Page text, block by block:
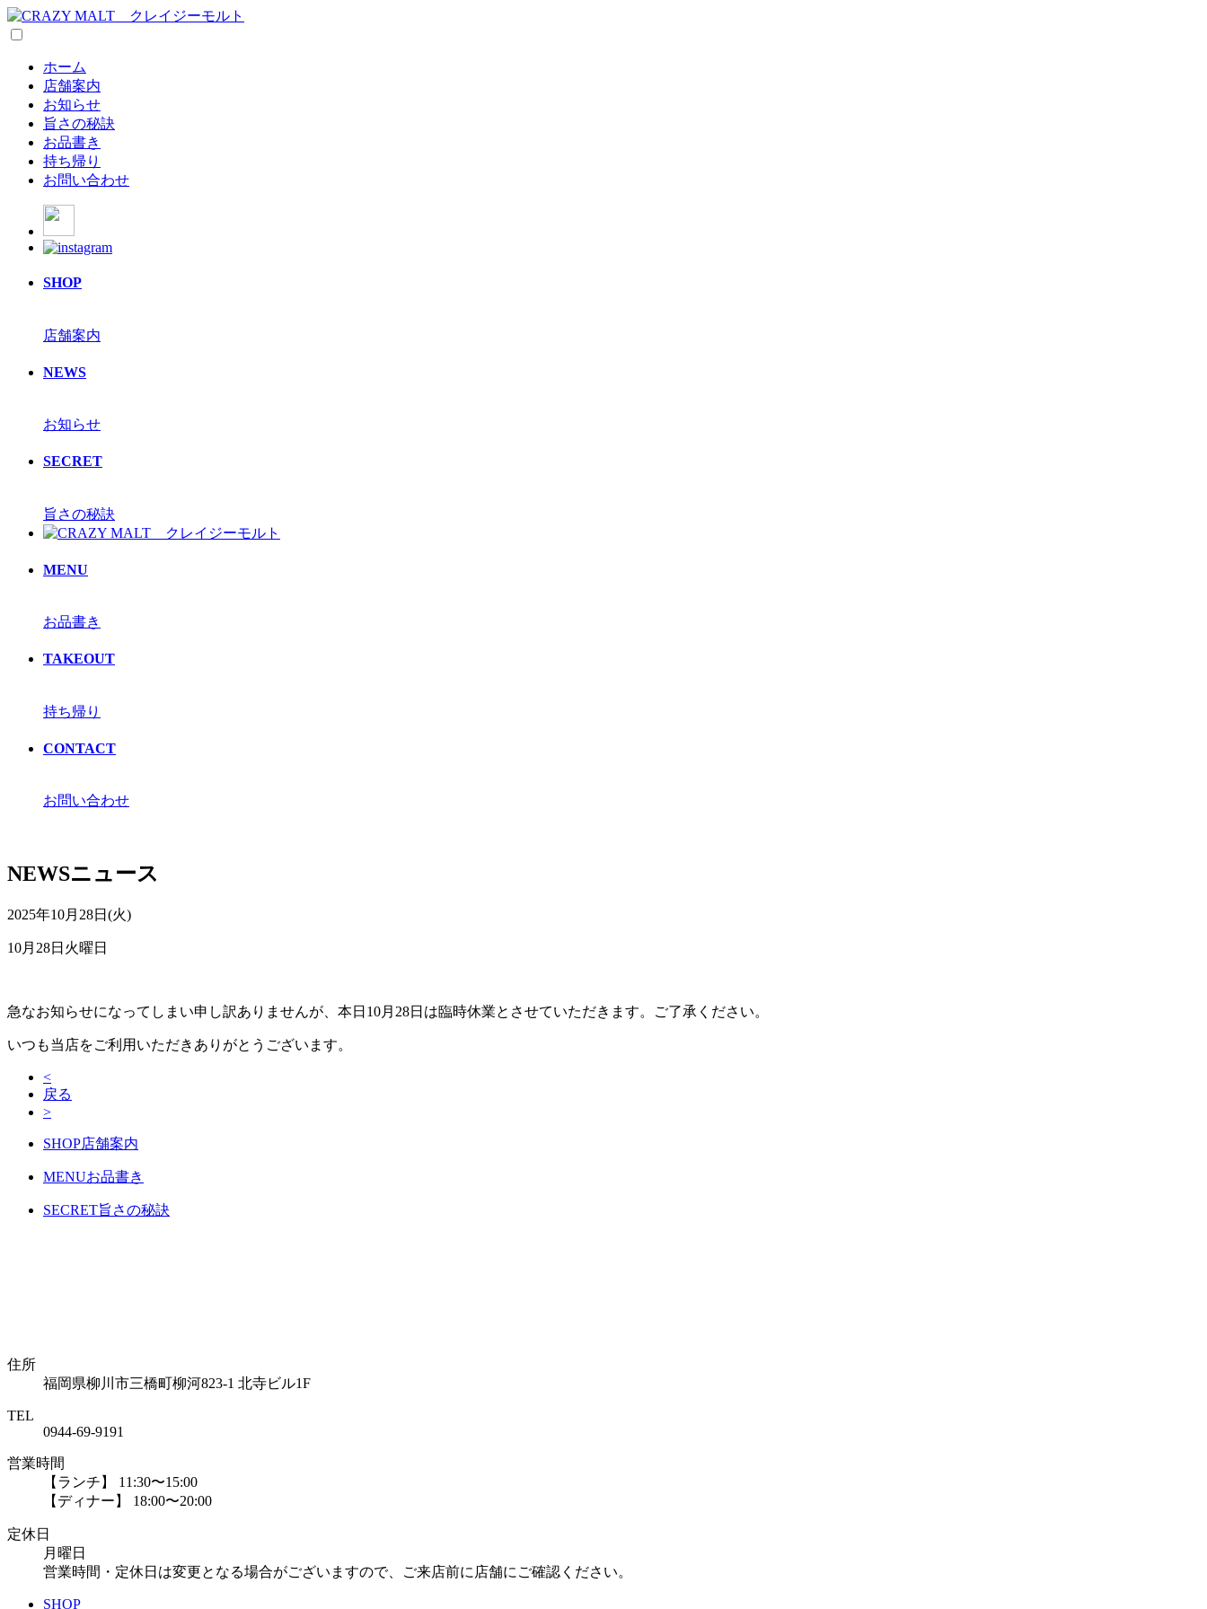
ホーム
店舗案内
お知らせ
旨さの秘訣
お品書き
持ち帰り
お問い合わせ
SHOP
店舗案内
NEWS
お知らせ
SECRET
旨さの秘訣
MENU
お品書き
TAKEOUT
持ち帰り
CONTACT
お問い合わせ
NEWSニュース
2025年10月28日(火)
10月28日火曜日
急なお知らせになってしまい申し訳ありませんが、本日10月28日は臨時休業とさせていただきます。ご了承ください。
いつも当店をご利用いただきありがとうございます。
<
戻る
>
SHOP店舗案内
MENUお品書き
SECRET旨さの秘訣
住所
福岡県柳川市三橋町柳河823-1 北寺ビル1F
TEL
0944-69-9191
営業時間
【ランチ】 11:30〜15:00
【ディナー】 18:00〜20:00
定休日
月曜日
営業時間・定休日は変更となる場合がございますので、ご来店前に店舗にご確認ください。
SHOP